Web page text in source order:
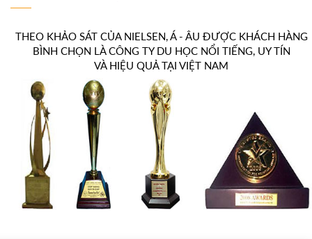
THEO KHẢO SÁT CỦA NIELSEN, Á - ÂU ĐƯỢC KHÁCH HÀNG
BÌNH CHỌN LÀ CÔNG TY DU HỌC NỔI TIẾNG, UY TÍN
VÀ HIỆU QUẢ TẠI VIỆT NAM